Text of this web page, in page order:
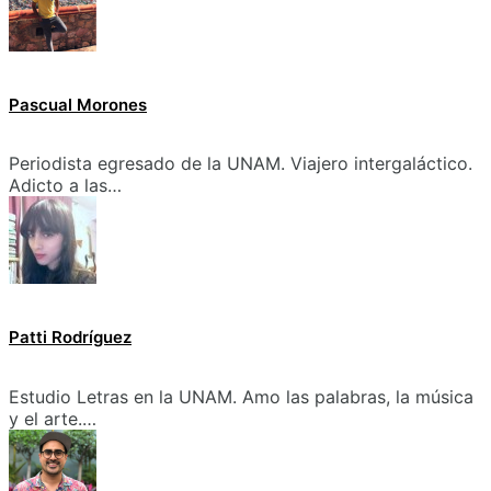
Pascual Morones
Periodista egresado de la UNAM. Viajero intergaláctico.
Adicto a las…
Patti Rodríguez
Estudio Letras en la UNAM. Amo las palabras, la música
y el arte.…